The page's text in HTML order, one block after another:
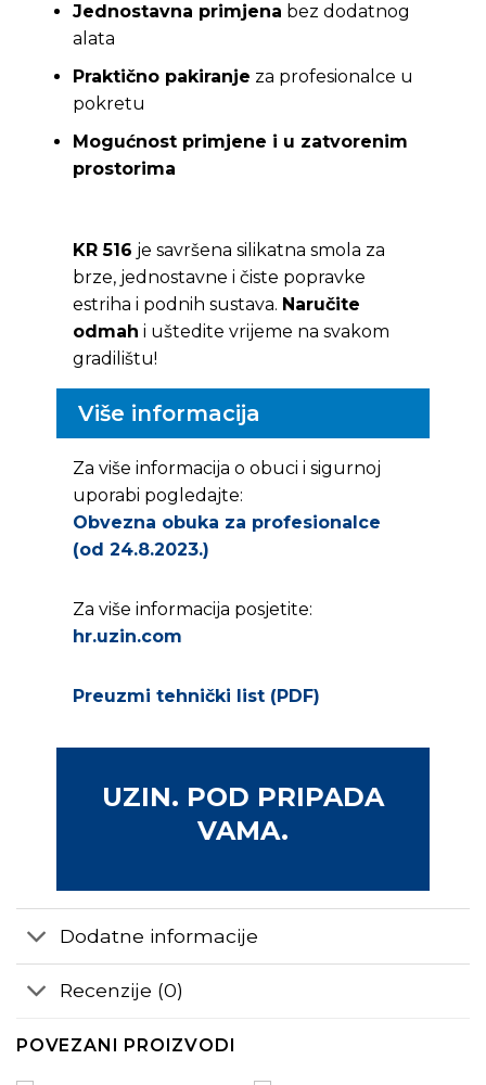
Jednostavna primjena bez dodatnog
alata
Praktično pakiranje za profesionalce u
pokretu
Mogućnost primjene i u zatvorenim
prostorima
KR 516 je savršena silikatna smola za
brze, jednostavne i čiste popravke
estriha i podnih sustava. Naručite
odmah i uštedite vrijeme na svakom
gradilištu!
Više informacija
Za više informacija o obuci i sigurnoj
uporabi pogledajte:
Obvezna obuka za profesionalce
(od 24.8.2023.)
Za više informacija posjetite:
hr.uzin.com
Preuzmi tehnički list (PDF)
UZIN. POD PRIPADA
VAMA.
Dodatne informacije
Recenzije (0)
POVEZANI PROIZVODI